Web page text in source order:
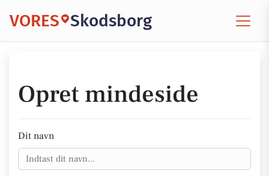
VORES Skodsborg
Opret mindeside
Dit navn